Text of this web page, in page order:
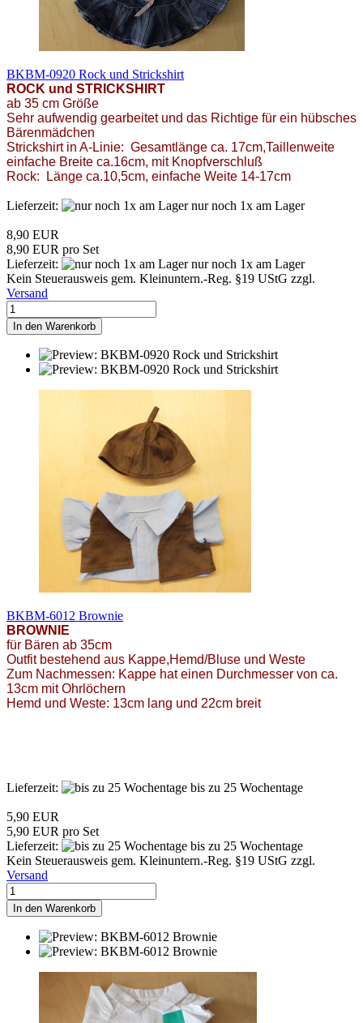
BKBM-0920 Rock und Strickshirt
ROCK und STRICKSHIRT
ab 35 cm Größe
Sehr aufwendig gearbeitet und das Richtige für ein hübsches
Bärenmädchen
Strickshirt in A-Linie: Gesamtlänge ca. 17cm,Taillenweite
einfache Breite ca.16cm, mit Knopfverschluß
Rock: Länge ca.10,5cm, einfache Weite 14-17cm
Lieferzeit: nur noch 1x am Lager
8,90 EUR
8,90 EUR pro Set
Lieferzeit:
nur noch 1x am Lager
Kein Steuerausweis gem. Kleinuntern.-Reg. §19 UStG zzgl.
Versand
In den Warenkorb
BKBM-6012 Brownie
BROWNIE
für Bären ab 35cm
Outfit bestehend aus Kappe,Hemd/Bluse und Weste
Zum Nachmessen: Kappe hat einen Durchmesser von ca.
13cm mit Ohrlöchern
Hemd und Weste: 13cm lang und 22cm breit
Lieferzeit: bis zu 25 Wochentage
5,90 EUR
5,90 EUR pro Set
Lieferzeit:
bis zu 25 Wochentage
Kein Steuerausweis gem. Kleinuntern.-Reg. §19 UStG zzgl.
Versand
In den Warenkorb